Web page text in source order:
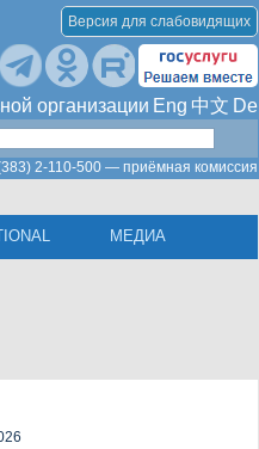
Версия для слабовидящих
организации Eng 中文 De
2-110-500 — приёмная комиссия
МЕДИА